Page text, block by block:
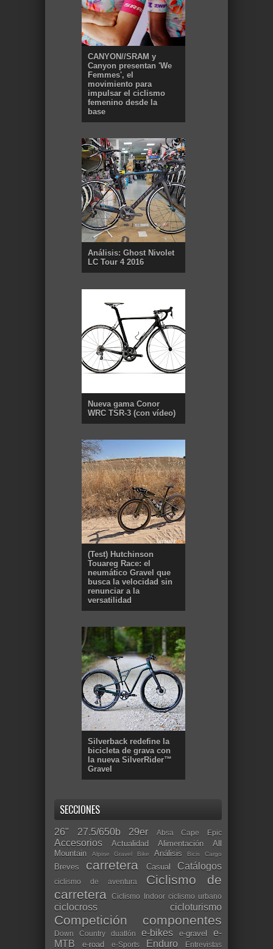
CANYON//SRAM y
Canyon presentan 'We
Femmes', el
movimiento para
impulsar el ciclismo
femenino desde la
base
Análisis: Ghost Nivolet
LC Tour 4 2016
Nueva gama Conor
WRC TSR-3 (con vídeo)
(Test) Hutchinson
Touareg Race: el
neumático Gravel que
busca la velocidad sin
renunciar a la
versatilidad
Silverback redefine la
bicicleta de grava con
la nueva SilverRider™
Gravel
SECCIONES
26" 27.5/650b 29er Absa Cape Epic
Accesorios Actualidad Alimentación
All
Mountain
Alpine Gravel Bike Análisis Bicis Cargo
Breves carretera Casual Catálogos
ciclismo de aventura
Ciclismo de
carretera
Ciclismo Indoor ciclismo urbano
ciclocross cicloturismo
Competición componentes
Down Country duatlón e-bikes e-gravel
e-
MTB
e-road e-Sports Enduro Entrevistas